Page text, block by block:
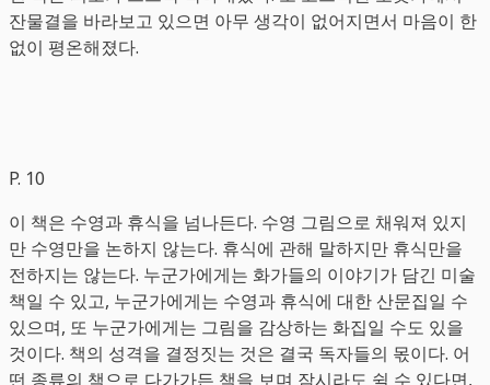
잔물결을 바라보고 있으면 아무 생각이 없어지면서 마음이 한
없이 평온해졌다.
P. 10
이 책은 수영과 휴식을 넘나든다. 수영 그림으로 채워져 있지
만 수영만을 논하지 않는다. 휴식에 관해 말하지만 휴식만을
전하지는 않는다. 누군가에게는 화가들의 이야기가 담긴 미술
책일 수 있고, 누군가에게는 수영과 휴식에 대한 산문집일 수
있으며, 또 누군가에게는 그림을 감상하는 화집일 수도 있을
것이다. 책의 성격을 결정짓는 것은 결국 독자들의 몫이다. 어
떤 종류의 책으로 다가가든 책을 보며 잠시라도 쉴 수 있다면,